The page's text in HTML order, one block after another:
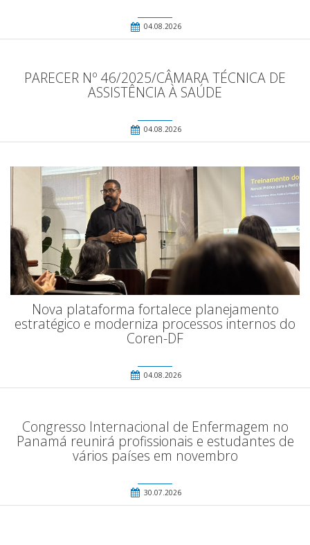
04.08.2026
PARECER Nº 46/2025/CÂMARA TÉCNICA DE
ASSISTÊNCIA À SAÚDE
04.08.2026
Nova plataforma fortalece planejamento
estratégico e moderniza processos internos do
Coren-DF
04.08.2026
Congresso Internacional de Enfermagem no
Panamá reunirá profissionais e estudantes de
vários países em novembro
30.07.2026